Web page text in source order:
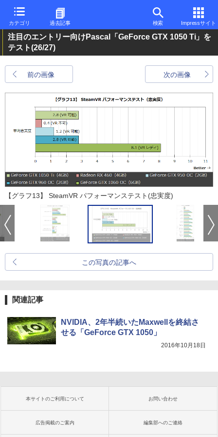
カテゴリ 過去記事 検索 Impressサイト
注目のエントリー向けPascal「GeForce GTX 1050 Ti」を
テスト(26/27)
前の画像 次の画像
【グラフ13】 SteamVR パフォーマンステスト(忠実度)
この写真の記事へ
関連記事
NVIDIA、2年半続いたMaxwellを終結さ
せる「GeForce GTX 1050」
2016年10月18日
本サイトのご利用について お問い合わせ
広告掲載のご案内 編集部へのご連絡